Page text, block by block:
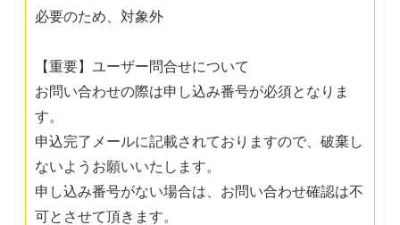
必要のため、対象外
【重要】ユーザー問合せについて
お問い合わせの際は申し込み番号が必須となりま
す。
申込完了メールに記載されておりますので、破棄し
ないようお願いいたします。
申し込み番号がない場合は、お問い合わせ確認は不
可とさせて頂きます。